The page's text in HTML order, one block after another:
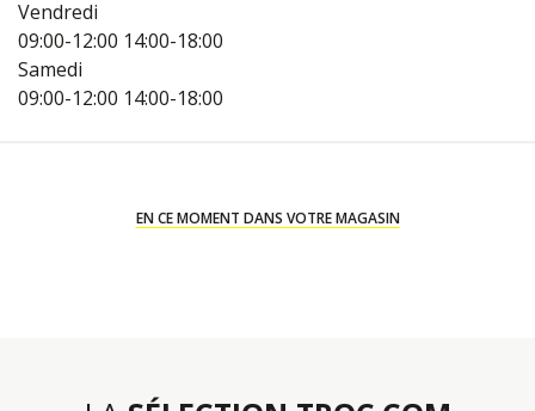
Vendredi
09:00-12:00 14:00-18:00
Samedi
09:00-12:00 14:00-18:00
EN CE MOMENT DANS VOTRE MAGASIN